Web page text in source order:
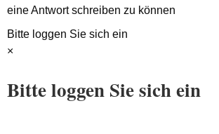
eine Antwort schreiben zu können
Bitte loggen Sie sich ein
×
Bitte loggen Sie sich ein